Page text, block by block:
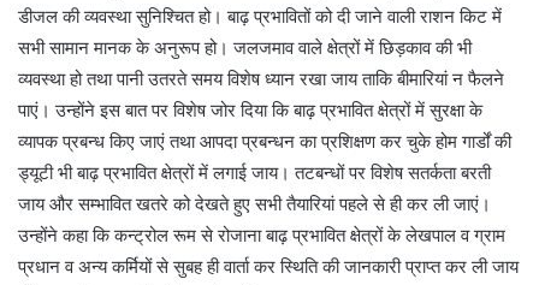
डीजल की व्यवस्था सुनिश्चित हो। बाढ़ प्रभावितों को दी जाने वाली राशन किट में
सभी सामान मानक के अनुरूप हो। जलजमाव वाले क्षेत्रों में छिड़काव की भी
व्यवस्था हो तथा पानी उतरते समय विशेष ध्यान रखा जाय ताकि बीमारियां न फैलने
पाएं। उन्होंने इस बात पर विशेष जोर दिया कि बाढ़ प्रभावित क्षेत्रों में सुरक्षा के
व्यापक प्रबन्ध किए जाएं तथा आपदा प्रबन्धन का प्रशिक्षण कर चुके होम गार्डों की
ड्यूटी भी बाढ़ प्रभावित क्षेत्रों में लगाई जाय। तटबन्धों पर विशेष सतर्कता बरती
जाय और सम्भावित खतरे को देखते हुए सभी तैयारियां पहले से ही कर ली जाएं।
उन्होंने कहा कि कन्ट्रोल रूम से रोजाना बाढ़ प्रभावित क्षेत्रों के लेखपाल व ग्राम
प्रधान व अन्य कर्मियों से सुबह ही वार्ता कर स्थिति की जानकारी प्राप्त कर ली जाय